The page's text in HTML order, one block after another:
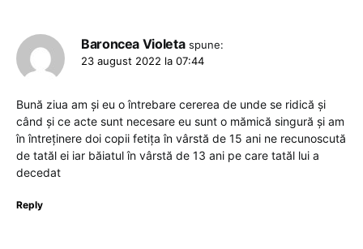
Baroncea Violeta spune:
23 august 2022 la 07:44
Bună ziua am și eu o întrebare cererea de unde se ridică și
când și ce acte sunt necesare eu sunt o mămică singură și am
în întreținere doi copii fetița în vârstă de 15 ani ne recunoscută
de tatăl ei iar băiatul în vârstă de 13 ani pe care tatăl lui a
decedat
Reply